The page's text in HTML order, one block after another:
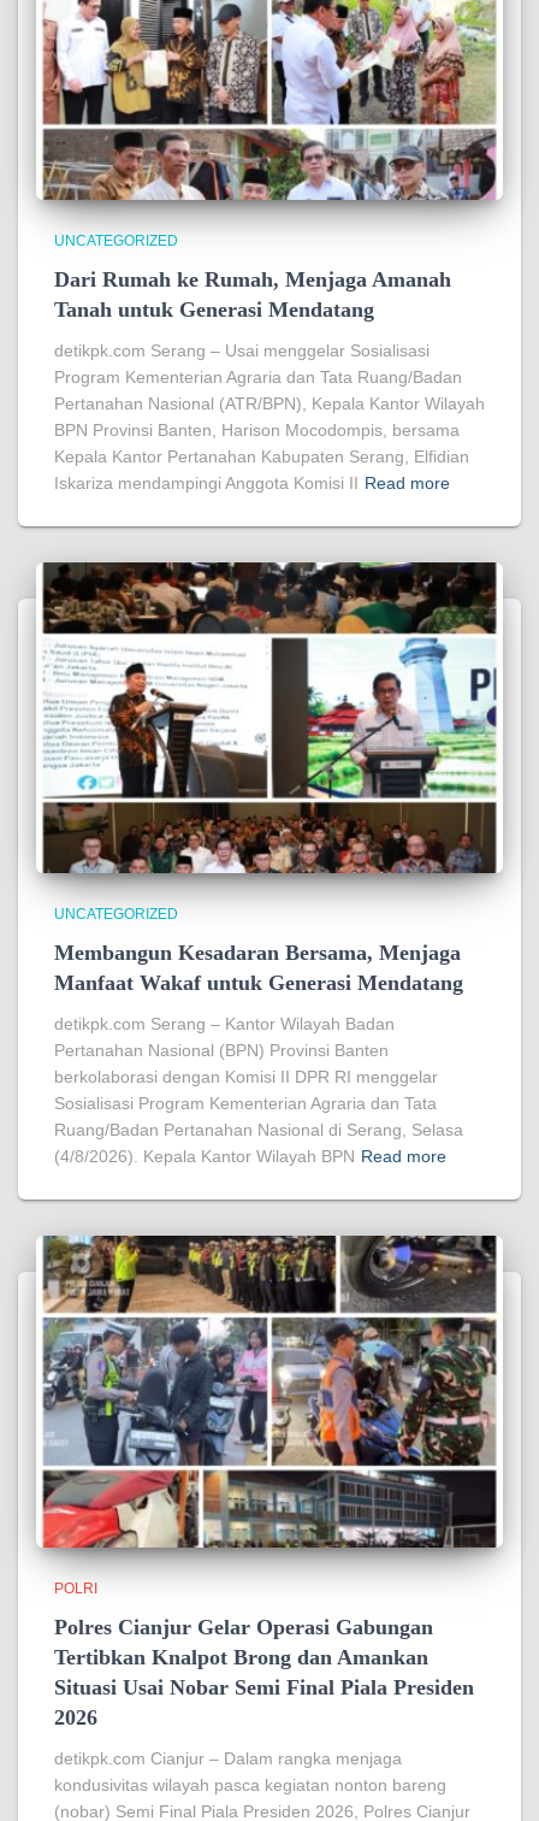
UNCATEGORIZED
Dari Rumah ke Rumah, Menjaga Amanah
Tanah untuk Generasi Mendatang
detikpk.com Serang – Usai menggelar Sosialisasi
Program Kementerian Agraria dan Tata Ruang/Badan
Pertanahan Nasional (ATR/BPN), Kepala Kantor Wilayah
BPN Provinsi Banten, Harison Mocodompis, bersama
Kepala Kantor Pertanahan Kabupaten Serang, Elfidian
Iskariza mendampingi Anggota Komisi II Read more
UNCATEGORIZED
Membangun Kesadaran Bersama, Menjaga
Manfaat Wakaf untuk Generasi Mendatang
detikpk.com Serang – Kantor Wilayah Badan
Pertanahan Nasional (BPN) Provinsi Banten
berkolaborasi dengan Komisi II DPR RI menggelar
Sosialisasi Program Kementerian Agraria dan Tata
Ruang/Badan Pertanahan Nasional di Serang, Selasa
(4/8/2026). Kepala Kantor Wilayah BPN Read more
POLRI
Polres Cianjur Gelar Operasi Gabungan
Tertibkan Knalpot Brong dan Amankan
Situasi Usai Nobar Semi Final Piala Presiden
2026
detikpk.com Cianjur – Dalam rangka menjaga
kondusivitas wilayah pasca kegiatan nonton bareng
(nobar) Semi Final Piala Presiden 2026, Polres Cianjur